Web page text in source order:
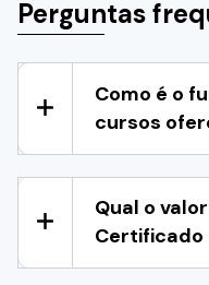
Perguntas
Como é o
cursos
Qual o
Certificado